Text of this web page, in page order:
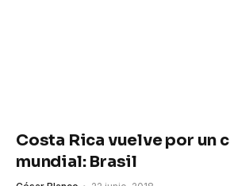
Costa Rica vuelve por un
mundial: Brasil